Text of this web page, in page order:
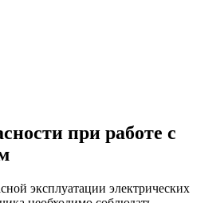
при работе с
эксплуатации электрических